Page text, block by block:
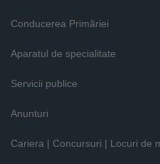
Conducerea Primăriei
Aparatul de specialitate
Servicii publice
Anunturi
Cariera | Concursuri | Locuri de